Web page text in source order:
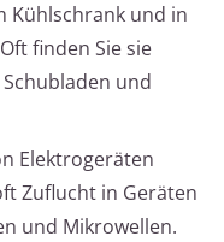
Kühlschrank und in
finden Sie sie
und
Elektrogeräten
Zuflucht in Geräten
und Mikrowellen.